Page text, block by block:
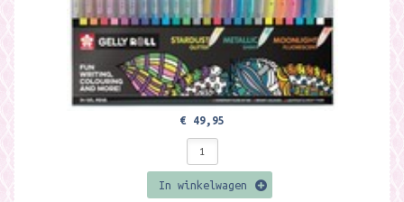
€ 49,95
In winkelwagen